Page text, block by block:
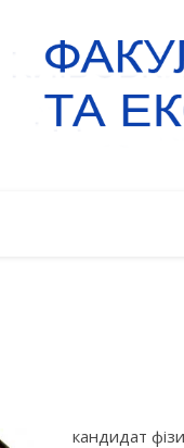
кандидат